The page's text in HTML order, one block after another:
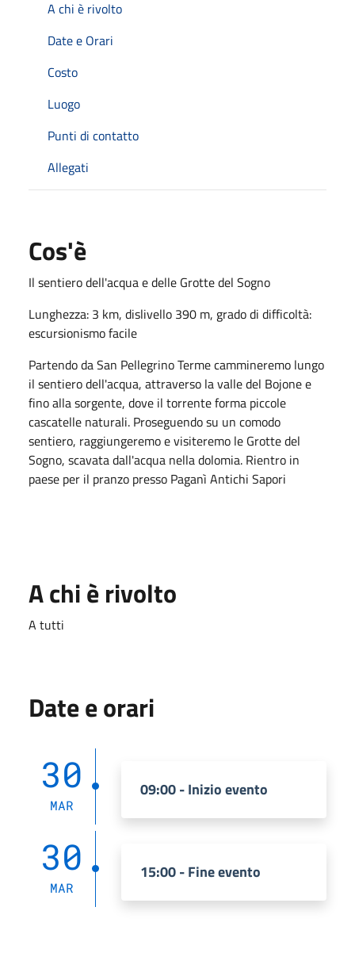
A chi è rivolto
Date e Orari
Costo
Luogo
Punti di contatto
Allegati
Cos'è
Il sentiero dell'acqua e delle Grotte del Sogno
Lunghezza: 3 km, dislivello 390 m, grado di difficoltà:
escursionismo facile
Partendo da San Pellegrino Terme cammineremo lungo
il sentiero dell'acqua, attraverso la valle del Bojone e
fino alla sorgente, dove il torrente forma piccole
cascatelle naturali. Proseguendo su un comodo
sentiero, raggiungeremo e visiteremo le Grotte del
Sogno, scavata dall'acqua nella dolomia. Rientro in
paese per il pranzo presso Paganì Antichi Sapori
A chi è rivolto
A tutti
Date e orari
30
MAR
09:00 - Inizio evento
30
MAR
15:00 - Fine evento